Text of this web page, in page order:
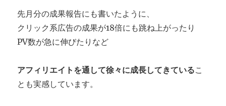
先月分の成果報告にも書いたように、
クリック系広告の成果が18倍にも跳ね上がったり
PV数が急に伸びたりなど
アフィリエイトを通して徐々に成長してきているこ
とも実感しています。